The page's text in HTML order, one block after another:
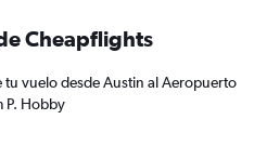
Cheapflights
tu vuelo desde Austin al Aeropuerto
P. Hobby